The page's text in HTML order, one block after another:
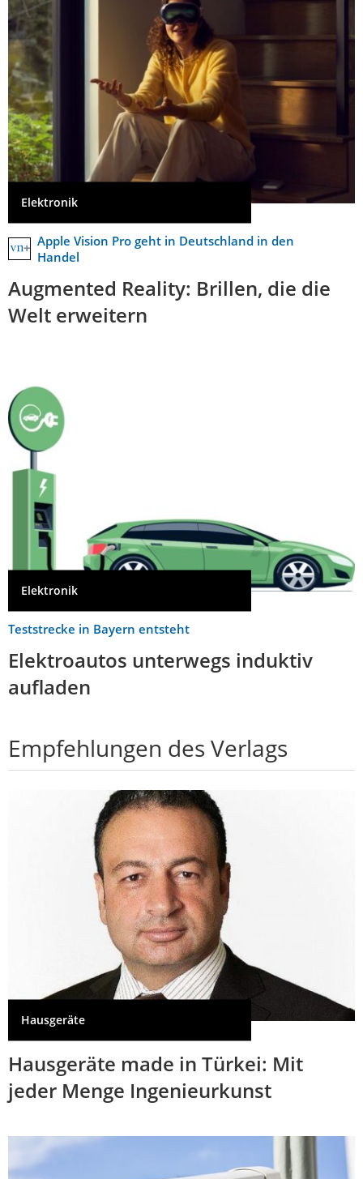
Elektronik
Apple Vision Pro geht in Deutschland in den
Handel
Augmented Reality: Brillen, die die
Welt erweitern
Elektronik
Teststrecke in Bayern entsteht
Elektroautos unterwegs induktiv
aufladen
Empfehlungen des Verlags
Hausgeräte
Hausgeräte made in Türkei: Mit
jeder Menge Ingenieurkunst